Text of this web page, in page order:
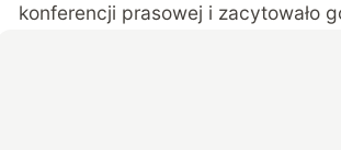
konferencji prasowej i zacytowało